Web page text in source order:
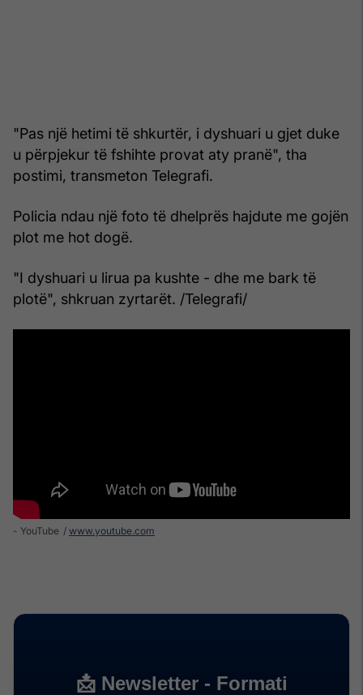
"Pas një hetimi të shkurtër, i dyshuari u gjet duke
u përpjekur të fshihte provat aty pranë", tha
postimi, transmeton Telegrafi.
Policia ndau një foto të dhelprës hajdute me gojën
plot me hot dogë.
"I dyshuari u lirua pa kushte - dhe me bark të
plotë", shkruan zyrtarët. /Telegrafi/
- YouTube www.youtube.com